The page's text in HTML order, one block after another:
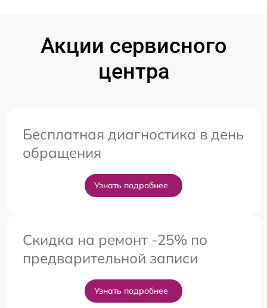
Акции сервисного
центра
Бесплатная диагностика в день
обращения
Узнать подробнее
Скидка на ремонт -25% по
предварительной записи
Узнать подробнее